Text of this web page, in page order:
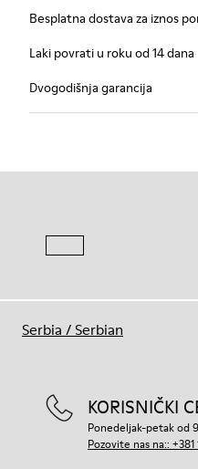
Besplatna dostava za iznos
Laki povrati u roku od 14 dana
Dvogodišnja garancija
KORISNIČKI
Ponedeljak-petak od
Pozovite nas na:: +381
Serbia /Serbian